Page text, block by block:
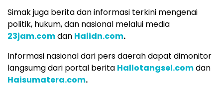
Simak juga berita dan informasi terkini mengenai
politik, hukum, dan nasional melalui media
23jam.comdan Haiidn.com.
Informasi nasional dari pers daerah dapat dimonitor
langsumg dari portal berita Hallotangsel.comdan
Haisumatera.com.